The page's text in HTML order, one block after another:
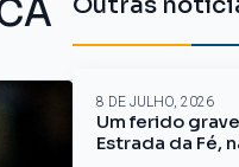
Um ferido
Estrada da Fé,
8 DE JULHO, 2026